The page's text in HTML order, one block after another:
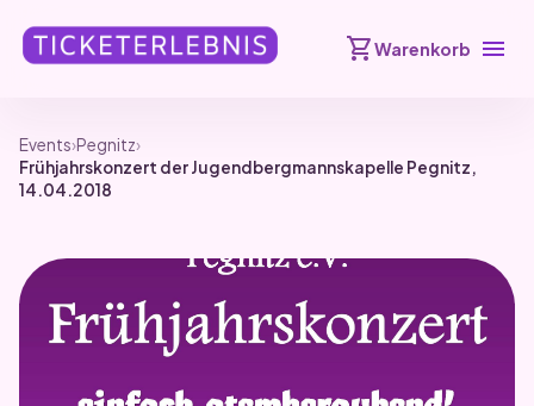
shopping_cartWarenkorb menu
Events›Pegnitz›
Frühjahrskonzert der Jugendbergmannskapelle Pegnitz,
14.04.2018